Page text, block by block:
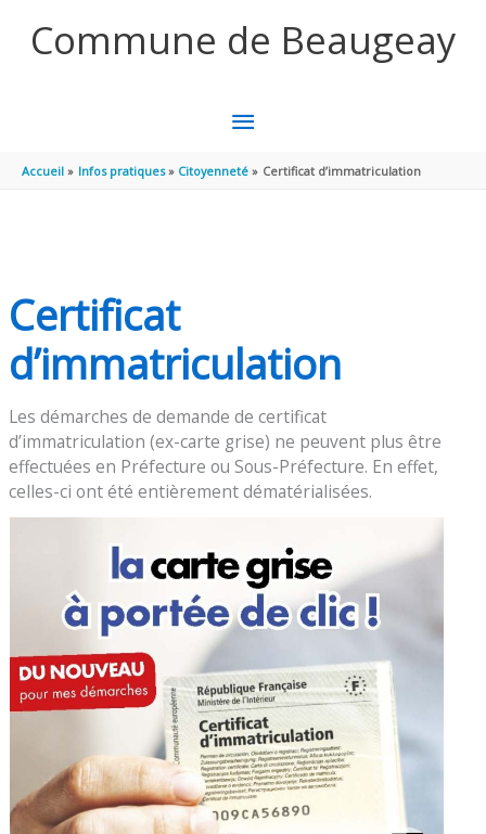
Commune de Beaugeay
MENU
PRINCIPAL
Accueil Infos pratiques Citoyenneté Certificat d’immatriculation
Certificat
d’immatriculation
Les démarches de demande de certificat
d’immatriculation (ex-carte grise) ne peuvent plus être
effectuées en Préfecture ou Sous-Préfecture. En effet,
celles-ci ont été entièrement dématérialisées.